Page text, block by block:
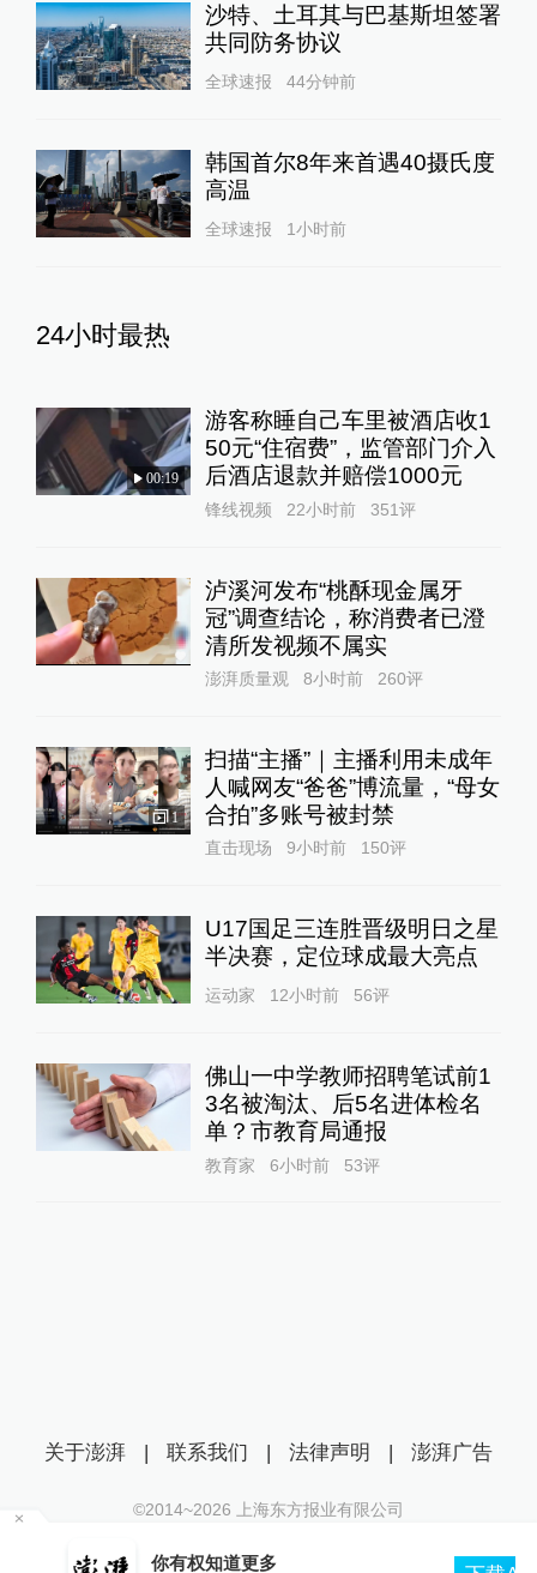
沙特、土耳其与巴基斯坦签署
共同防务协议
全球速报 44分钟前
韩国首尔8年来首遇40摄氏度
高温
全球速报 1小时前
24小时最热
00:19
游客称睡自己车里被酒店收1
50元“住宿费”，监管部门介入
后酒店退款并赔偿1000元
锋线视频 22小时前 351评
泸溪河发布“桃酥现金属牙
冠”调查结论，称消费者已澄
清所发视频不属实
澎湃质量观 8小时前 260评
1
扫描“主播”｜主播利用未成年
人喊网友“爸爸”博流量，“母女
合拍”多账号被封禁
直击现场 9小时前 150评
U17国足三连胜晋级明日之星
半决赛，定位球成最大亮点
运动家 12小时前 56评
佛山一中学教师招聘笔试前1
3名被淘汰、后5名进体检名
单？市教育局通报
教育家 6小时前 53评
你有权知道更多
关于澎湃 | 联系我们 | 法律声明 | 澎湃广告
©2014~2026 上海东方报业有限公司